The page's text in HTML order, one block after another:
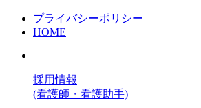
プライバシーポリシー
HOME
採用情報
(看護師・看護助手)